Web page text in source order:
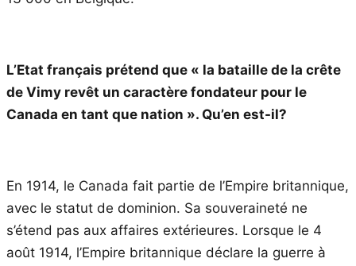
L’Etat français prétend que « la bataille de la crête
de Vimy revêt un caractère fondateur pour le
Canada en tant que nation ». Qu’en est-il?
En 1914, le Canada fait partie de l’Empire britannique,
avec le statut de dominion. Sa souveraineté ne
s’étend pas aux affaires extérieures. Lorsque le 4
août 1914, l’Empire britannique déclare la guerre à